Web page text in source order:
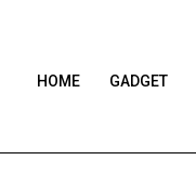
HOME GADGET